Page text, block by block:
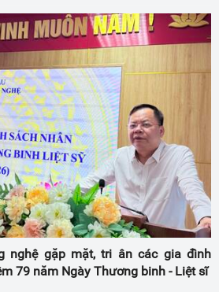
nghệ gặp mặt, tri ân các gia đình
79 năm Ngày Thương binh - Liệt sĩ